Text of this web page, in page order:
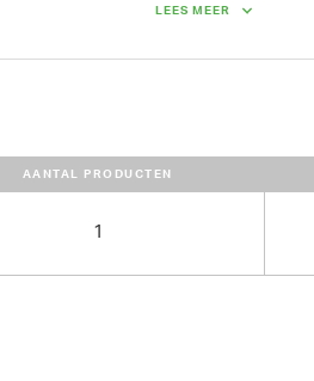
- ontsteking met batterij
LEES MEER
AANTAL PRODUCTEN
1